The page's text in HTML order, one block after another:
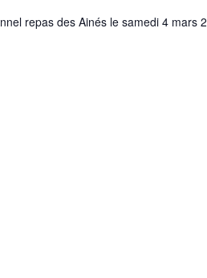
repas des Ainés le samedi 4 mars